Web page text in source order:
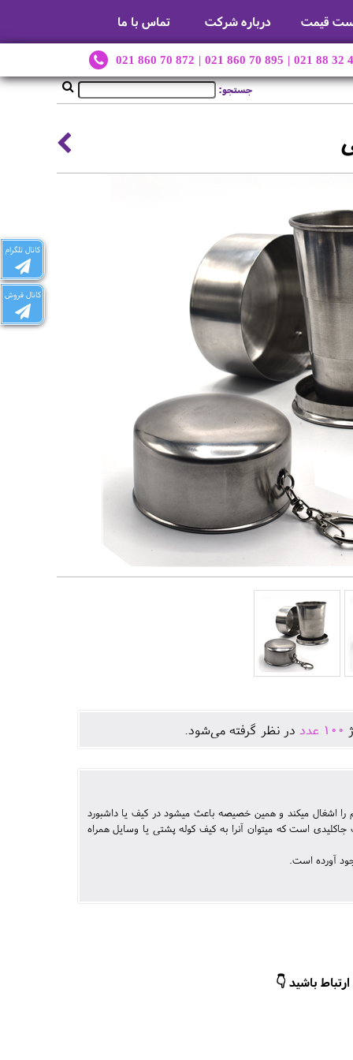
قیمت درباره شرکت تماس با ما
021 860 70 872 | 021 860 70 895 | 021 88 32
کانال تلگرام
کانال فروش
جستجو:
100 عدد در نظر گرفته می‌شود.
3.5 سانتیمتر است که فضایی بسار کم را اشغال میکند و همین خصیصه باعث میشود در کیف یا داشبورد
است که میتوان آنرا به کیف کوله پشتی یا وسایل همراه
آورده است.
باشید 👇